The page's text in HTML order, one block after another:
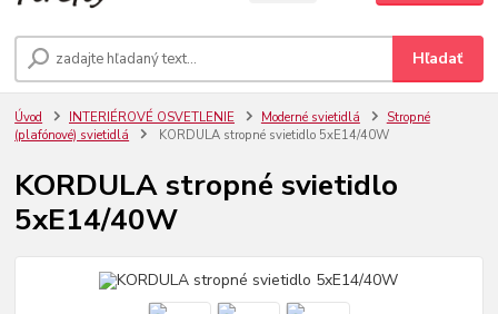
Hľadať
Úvod INTERIÉROVÉ OSVETLENIE Moderné svietidlá
Stropné
(plafónové) svietidlá
KORDULA stropné svietidlo 5xE14/40W
KORDULA stropné svietidlo
5xE14/40W